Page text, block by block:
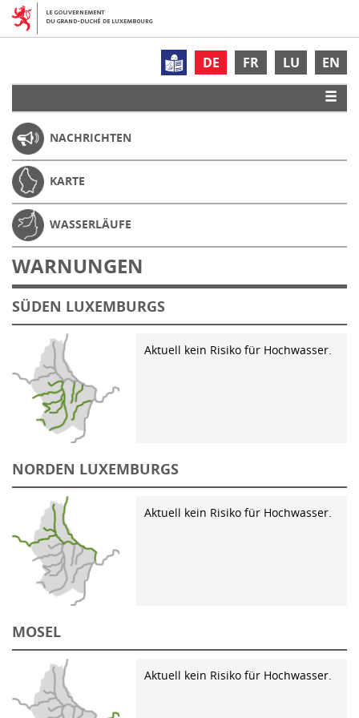
DE FR LU EN
NACHRICHTEN
KARTE
WASSERLÄUFE
WARNUNGEN
SÜDEN LUXEMBURGS
Aktuell kein Risiko für Hochwasser.
NORDEN LUXEMBURGS
Aktuell kein Risiko für Hochwasser.
MOSEL
Aktuell kein Risiko für Hochwasser.